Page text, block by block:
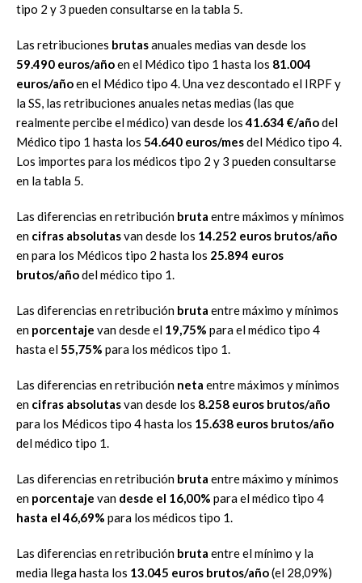
tipo 2 y 3 pueden consultarse en la tabla 5.
Las retribuciones brutasanuales medias van desde los
59.490 euros/añoen el Médico tipo 1 hasta los 81.004
euros/añoen el Médico tipo 4. Una vez descontado el IRPF y
la SS, las retribuciones anuales netas medias (las que
realmente percibe el médico) van desde los41.634 €/añodel
Médico tipo 1 hasta los 54.640 euros/mesdel Médico tipo 4.
Los importes para los médicos tipo 2 y 3 pueden consultarse
en la tabla 5.
Las diferencias en retribución bruta entre máximos y mínimos
en cifras absolutasvan desde los 14.252 euros brutos/año
en para los Médicos tipo 2 hasta los 25.894 euros
brutos/añodel médico tipo 1.
Las diferencias en retribución bruta entre máximo y mínimos
en porcentaje van desde el 19,75% para el médico tipo 4
hasta el55,75% para los médicos tipo 1.
Las diferencias en retribución neta entre máximos y mínimos
en cifras absolutasvan desde los 8.258 euros brutos/año
para los Médicos tipo 4 hasta los 15.638 euros brutos/año
del médico tipo 1.
Las diferencias en retribución bruta entre máximo y mínimos
en porcentaje van desde el 16,00% para el médico tipo 4
hasta el 46,69% para los médicos tipo 1.
Las diferencias en retribución bruta entre el mínimo y la
media llega hasta los 13.045 euros brutos/año(el 28,09%)